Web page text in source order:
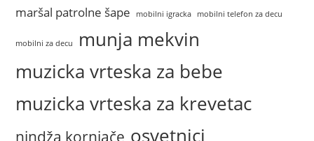
maršal patrolne šape
mobilni igracka mobilni telefon za decu
mobilni za decu
munja mekvin
muzicka vrteska za bebe
muzicka vrteska za krevetac
nindža kornjače osvetnici